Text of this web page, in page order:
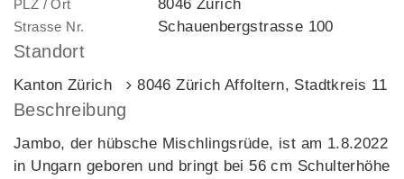
PLZ / Ort 8046 Zürich
Strasse Nr. Schauenbergstrasse 100
Standort
Kanton Zürich 8046 Zürich Affoltern, Stadtkreis 11
Beschreibung
Jambo, der hübsche Mischlingsrüde, ist am 1.8.2022
in Ungarn geboren und bringt bei 56 cm Schulterhöhe